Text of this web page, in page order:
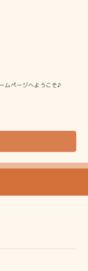
ムページへようこそ♪